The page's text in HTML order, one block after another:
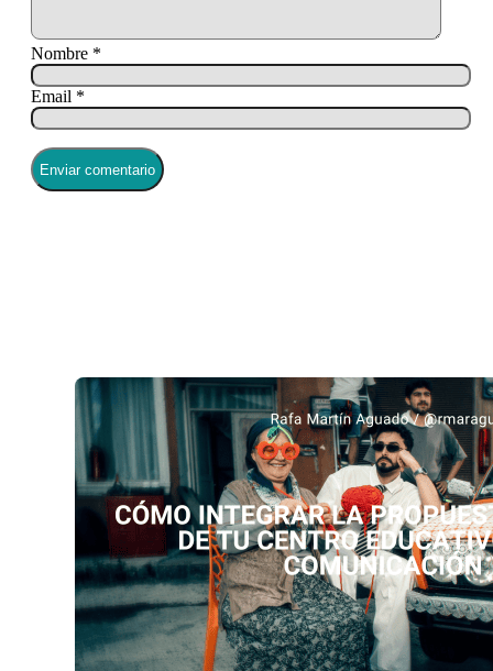
Nombre *
Email *